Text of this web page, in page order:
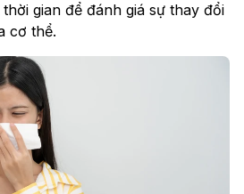
gian để đánh giá sự thay đổi
cơ thể.